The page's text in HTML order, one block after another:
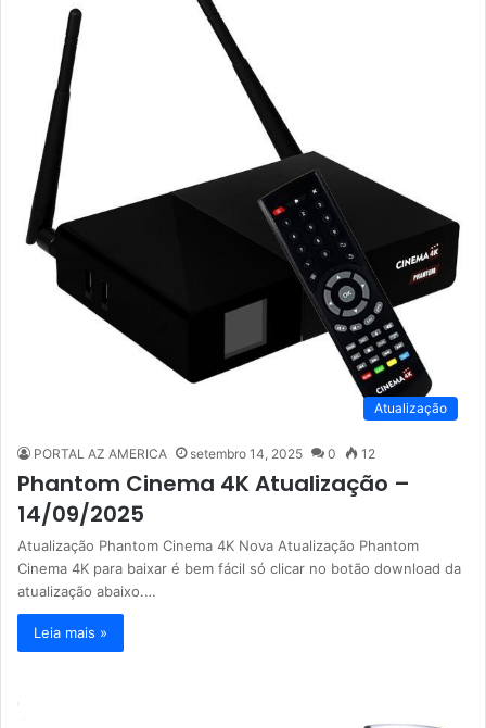
Atualização
PORTAL AZ AMERICA setembro 14, 2025 0 12
Phantom Cinema 4K Atualização –
14/09/2025
Atualização Phantom Cinema 4K Nova Atualização Phantom
Cinema 4K para baixar é bem fácil só clicar no botão download da
atualização abaixo.…
Leia mais »